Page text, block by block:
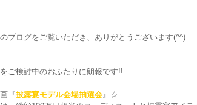
ブログをご覧いただき、ありがとうございます(^^)
ご検討中のおふたりに朗報です!!
『披露宴モデル会場抽選会』☆